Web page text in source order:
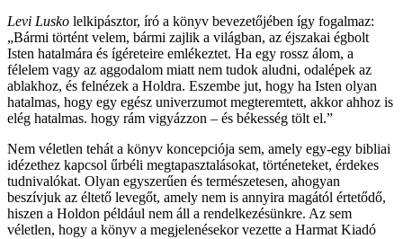
Levi Lusko lelkipásztor, író a könyv bevezetőjében így fogalmaz:
„Bármi történt velem, bármi zajlik a világban, az éjszakai égbolt
Isten hatalmára és ígéreteire emlékeztet. Ha egy rossz álom, a
félelem vagy az aggodalom miatt nem tudok aludni, odalépek az
ablakhoz, és felnézek a Holdra. Eszembe jut, hogy ha Isten olyan
hatalmas, hogy egy egész univerzumot megteremtett, akkor ahhoz is
elég hatalmas. hogy rám vigyázzon – és békesség tölt el.”
Nem véletlen tehát a könyv koncepciója sem, amely egy-egy bibliai
idézethez kapcsol űrbéli megtapasztalásokat, történeteket, érdekes
tudnivalókat. Olyan egyszerűen és természetesen, ahogyan
beszívjuk az éltető levegőt, amely nem is annyira magától értetődő,
hiszen a Holdon például nem áll a rendelkezésünkre. Az sem
véletlen, hogy a könyv a megjelenésekor vezette a Harmat Kiadó